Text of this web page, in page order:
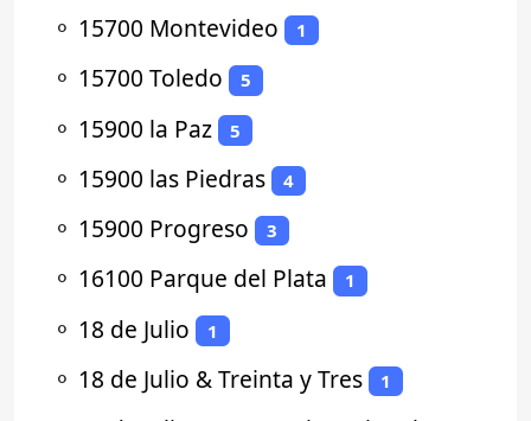
⚬ 15700 Montevideo 1
⚬ 15700 Toledo 5
⚬ 15900 la Paz 5
⚬ 15900 las Piedras 4
⚬ 15900 Progreso 3
⚬ 16100 Parque del Plata 1
⚬ 18 de Julio 1
⚬ 18 de Julio & Treinta y Tres 1